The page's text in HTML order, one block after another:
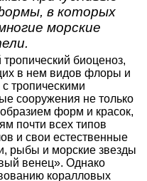
в которых
морские
биоценоз,
в нем видов флоры и
тропическими
сооружения не только
форм и красок,
почти всех типов
и свои естественные
рыбы и морские звезды
венец». Однако
коралловых